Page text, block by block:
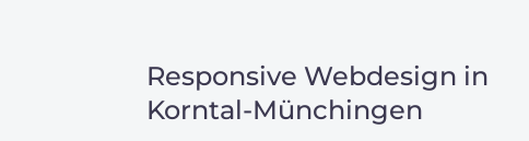
Responsive Webdesign in
Korntal-Münchingen